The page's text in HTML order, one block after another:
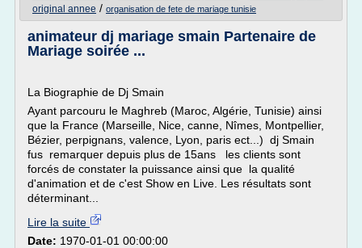
original annee / organisation de fete de mariage tunisie
animateur dj mariage smain Partenaire de
Mariage soirée ...
La Biographie de Dj Smain
Ayant parcouru le Maghreb (Maroc, Algérie, Tunisie) ainsi
que la France (Marseille, Nice, canne, Nîmes, Montpellier,
Bézier, perpignans, valence, Lyon, paris ect...) dj Smain
fus remarquer depuis plus de 15ans les clients sont
forcés de constater la puissance ainsi que la qualité
d'animation et de c'est Show en Live. Les résultats sont
déterminant...
Lire la suite
Date: 1970-01-01 00:00:00